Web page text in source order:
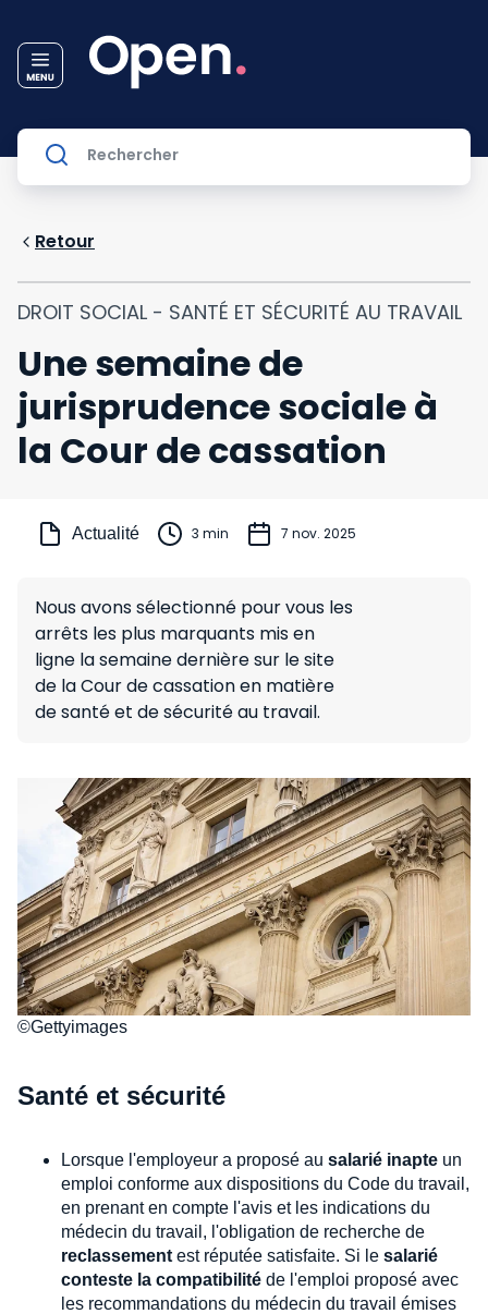
Retour
DROIT SOCIAL - SANTÉ ET SÉCURITÉ AU TRAVAIL
Une semaine de
jurisprudence sociale à
la Cour de cassation
Actualité 3 min 7 nov. 2025
Nous avons sélectionné pour vous les
arrêts les plus marquants mis en
ligne la semaine dernière sur le site
de la Cour de cassation en matière
de santé et de sécurité au travail.
©Gettyimages
Santé et sécurité
Lorsque l'employeur a proposé au salarié inapte un
emploi conforme aux dispositions du Code du travail,
en prenant en compte l'avis et les indications du
médecin du travail, l'obligation de recherche de
reclassement est réputée satisfaite. Si le salarié
conteste la compatibilité de l'emploi proposé avec
les recommandations du médecin du travail émises